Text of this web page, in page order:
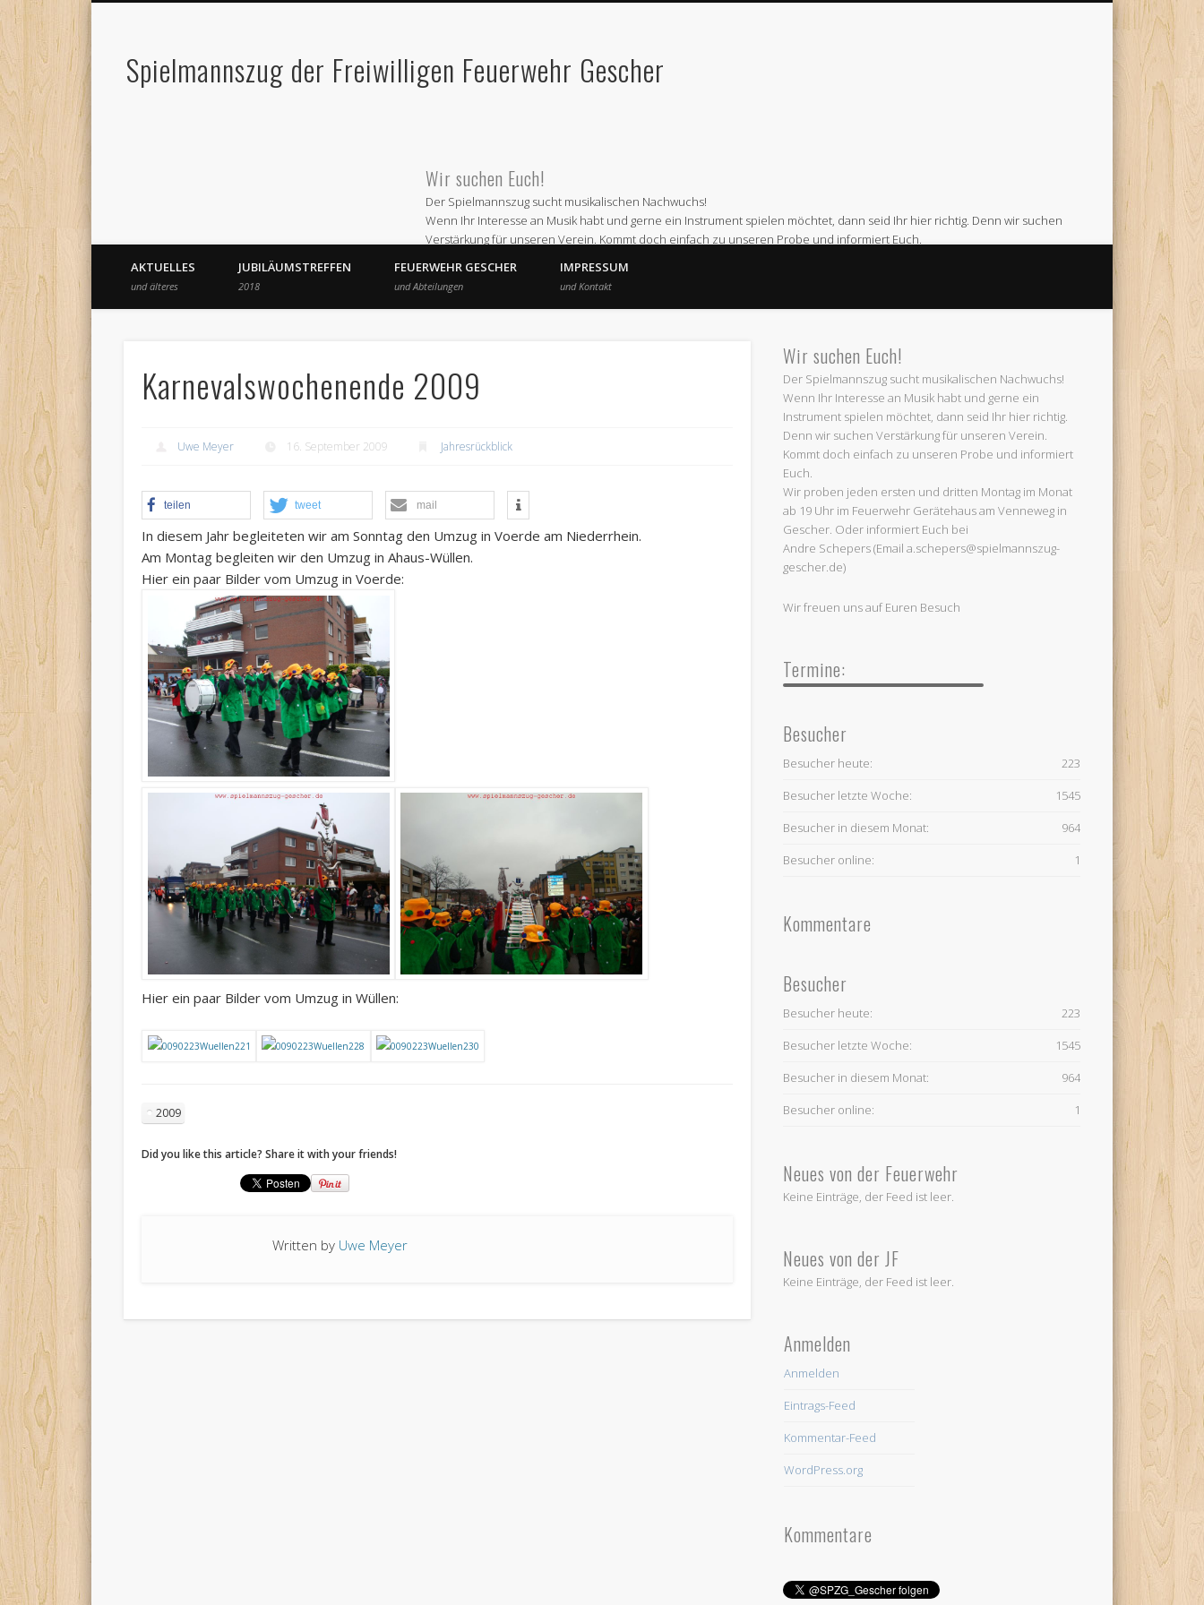
Spielmannszug der Freiwilligen Feuerwehr Gescher
Wir suchen Euch!
Der Spielmannszug sucht musikalischen Nachwuchs!
Wenn Ihr Interesse an Musik habt und gerne ein Instrument spielen möchtet, dann seid Ihr hier richtig. Denn wir suchen
Verstärkung für unseren Verein. Kommt doch einfach zu unseren Probe und informiert Euch.
Oder informiert Euch bei
Andre Schepers (Email a.schepers@spielmannszug-gescher.de)
AKTUELLES
und älteres
JUBILÄUMSTREFFEN
2018
FEUERWEHR GESCHER
und Abteilungen
IMPRESSUM
und Kontakt
Karnevalswochenende 2009
Uwe Meyer 16. September 2009 Jahresrückblick
teilen tweet mail
In diesem Jahr begleiteten wir am Sonntag den Umzug in Voerde am Niederrhein.
Am Montag begleiten wir den Umzug in Ahaus-Wüllen.
Hier ein paar Bilder vom Umzug in Voerde:
Hier ein paar Bilder vom Umzug in Wüllen:
2009
Did you like this article? Share it with your friends!
Written by Uwe Meyer
Wir suchen Euch!
Der Spielmannszug sucht musikalischen Nachwuchs!
Wenn Ihr Interesse an Musik habt und gerne ein
Instrument spielen möchtet, dann seid Ihr hier richtig.
Denn wir suchen Verstärkung für unseren Verein.
Kommt doch einfach zu unseren Probe und informiert
Euch.
Wir proben jeden ersten und dritten Montag im Monat
ab 19 Uhr im Feuerwehr Gerätehaus am Venneweg in
Gescher. Oder informiert Euch bei
Andre Schepers (Email a.schepers@spielmannszug-
gescher.de)
Wir freuen uns auf Euren Besuch
Termine:
Besucher
223
Besucher heute:
1545
Besucher letzte Woche:
964
Besucher in diesem Monat:
1
Besucher online:
Kommentare
Besucher
223
Besucher heute:
1545
Besucher letzte Woche:
964
Besucher in diesem Monat:
1
Besucher online:
Neues von der Feuerwehr
Keine Einträge, der Feed ist leer.
Neues von der JF
Keine Einträge, der Feed ist leer.
Anmelden
Anmelden
Eintrags-Feed
Kommentar-Feed
WordPress.org
Kommentare